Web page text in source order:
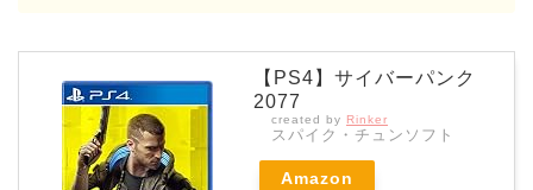
【PS4】サイバーパンク
2077
created by Rinker
スパイク・チュンソフト
Amazon